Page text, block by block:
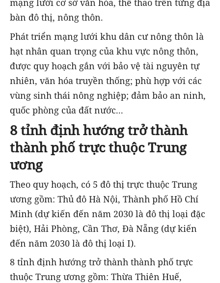
mạng lưới cơ sở văn hóa, thể thao trên từng địa
bàn đô thị, nông thôn.
Phát triển mạng lưới khu dân cư nông thôn là
hạt nhân quan trọng của khu vực nông thôn,
được quy hoạch gắn với bảo vệ tài nguyên tự
nhiên, văn hóa truyền thống; phù hợp với các
vùng sinh thái nông nghiệp; đảm bảo an ninh,
quốc phòng của đất nước...
8 tỉnh định hướng trở thành
thành phố trực thuộc Trung
ương
Theo quy hoạch, có 5 đô thị trực thuộc Trung
ương gồm: Thủ đô Hà Nội, Thành phố Hồ Chí
Minh (dự kiến đến năm 2030 là đô thị loại đặc
biệt), Hải Phòng, Cần Thơ, Đà Nẵng (dự kiến
đến năm 2030 là đô thị loại I).
8 tỉnh định hướng trở thành thành phố trực
thuộc Trung ương gồm: Thừa Thiên Huế,